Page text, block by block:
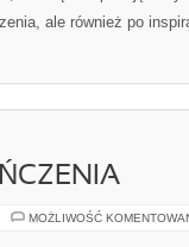
ale również po
MOŻLIWOŚĆ